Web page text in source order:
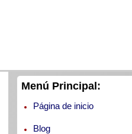
Menú Principal:
Página de inicio
Blog